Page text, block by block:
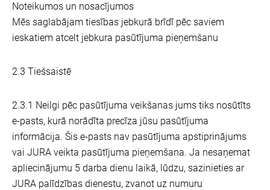
Noteikumos un nosacījumos
Mēs saglabājam tiesības jebkurā brīdī pēc saviem
ieskatiem atcelt jebkura pasūtījuma pieņemšanu
2.3 Tiešsaistē
2.3.1 Neilgi pēc pasūtījuma veikšanas jums tiks nosūtīts
e-pasts, kurā norādīta precīza jūsu pasūtījuma
informācija. Šis e-pasts nav pasūtījuma apstiprinājums
vai JURA veikta pasūtījuma pieņemšana. Ja nesaņemat
apliecinājumu 5 darba dienu laikā, lūdzu, sazinieties ar
JURA palīdzības dienestu, zvanot uz numuru